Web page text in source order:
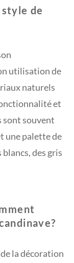
de
utilisation de
naturels
et
sont souvent
une palette de
des gris
la décoration